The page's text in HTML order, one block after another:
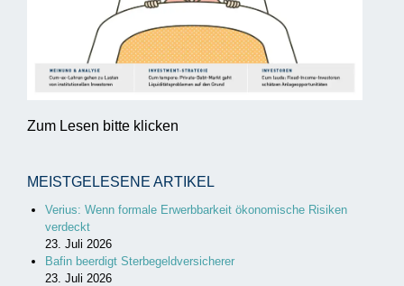
Zum Lesen bitte klicken
MEISTGELESENE ARTIKEL
Verius: Wenn formale Erwerbbarkeit ökonomische Risiken
verdeckt
23. Juli 2026
Bafin beerdigt Sterbegeldversicherer
23. Juli 2026